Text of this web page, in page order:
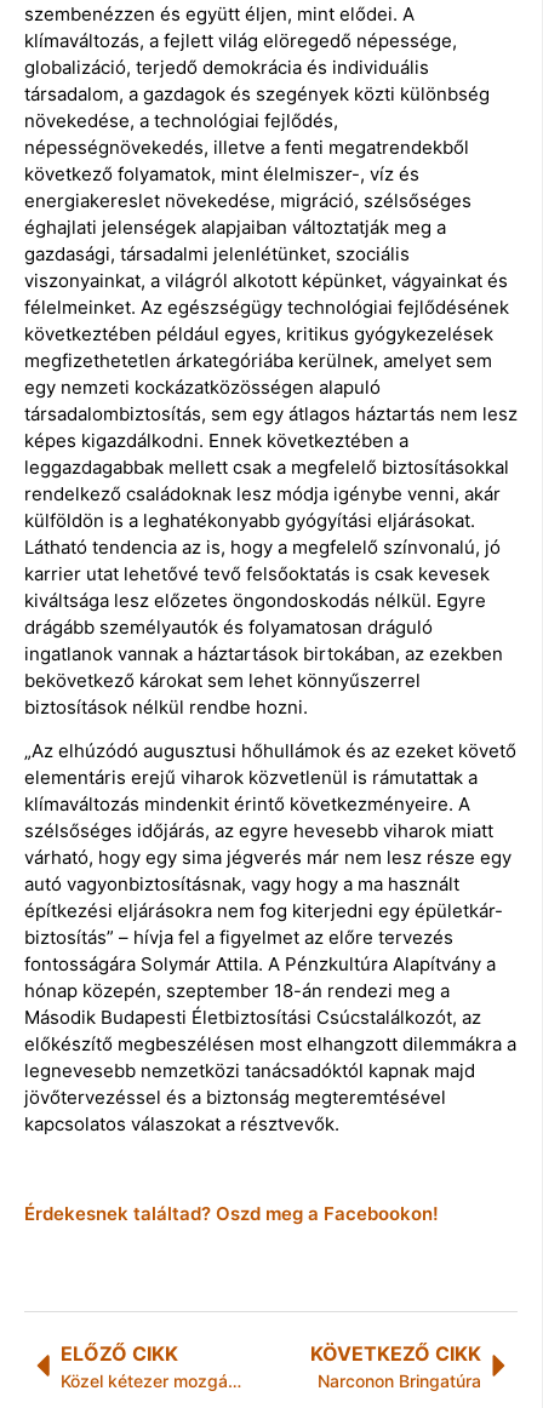
szembenézzen és együtt éljen, mint elődei. A
klímaváltozás, a fejlett világ elöregedő népessége,
globalizáció, terjedő demokrácia és individuális
társadalom, a gazdagok és szegények közti különbség
növekedése, a technológiai fejlődés,
népességnövekedés, illetve a fenti megatrendekből
következő folyamatok, mint élelmiszer-, víz és
energiakereslet növekedése, migráció, szélsőséges
éghajlati jelenségek alapjaiban változtatják meg a
gazdasági, társadalmi jelenlétünket, szociális
viszonyainkat, a világról alkotott képünket, vágyainkat és
félelmeinket. Az egészségügy technológiai fejlődésének
következtében például egyes, kritikus gyógykezelések
megfizethetetlen árkategóriába kerülnek, amelyet sem
egy nemzeti kockázatközösségen alapuló
társadalombiztosítás, sem egy átlagos háztartás nem lesz
képes kigazdálkodni. Ennek következtében a
leggazdagabbak mellett csak a megfelelő biztosításokkal
rendelkező családoknak lesz módja igénybe venni, akár
külföldön is a leghatékonyabb gyógyítási eljárásokat.
Látható tendencia az is, hogy a megfelelő színvonalú, jó
karrier utat lehetővé tevő felsőoktatás is csak kevesek
kiváltsága lesz előzetes öngondoskodás nélkül. Egyre
drágább személyautók és folyamatosan dráguló
ingatlanok vannak a háztartások birtokában, az ezekben
bekövetkező károkat sem lehet könnyűszerrel
biztosítások nélkül rendbe hozni.
„Az elhúzódó augusztusi hőhullámok és az ezeket követő
elementáris erejű viharok közvetlenül is rámutattak a
klímaváltozás mindenkit érintő következményeire. A
szélsőséges időjárás, az egyre hevesebb viharok miatt
várható, hogy egy sima jégverés már nem lesz része egy
autó vagyonbiztosításnak, vagy hogy a ma használt
építkezési eljárásokra nem fog kiterjedni egy épületkár-
biztosítás” – hívja fel a figyelmet az előre tervezés
fontosságára Solymár Attila. A Pénzkultúra Alapítvány a
hónap közepén, szeptember 18-án rendezi meg a
Második Budapesti Életbiztosítási Csúcstalálkozót, az
előkészítő megbeszélésen most elhangzott dilemmákra a
legnevesebb nemzetközi tanácsadóktól kapnak majd
jövőtervezéssel és a biztonság megteremtésével
kapcsolatos válaszokat a résztvevők.
Érdekesnek találtad? Oszd meg a Facebookon!
ELŐZŐ CIKK
Közel kétezer mozgáskorlátozott esélyeit javítják
KÖVETKEZŐ CIKK
Narconon Bringatúra